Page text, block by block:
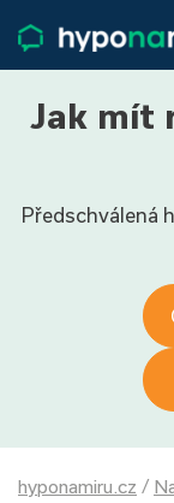
Životní
Pojištění
800 688 388
Jak mít
Předschválená
hyponamiru.cz /